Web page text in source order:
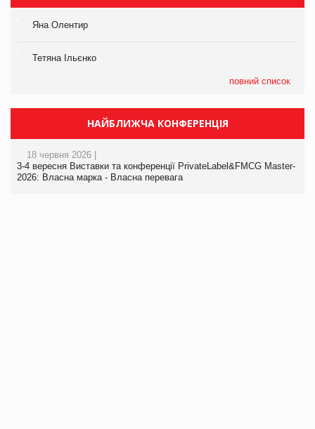
Яна Олентир
Тетяна Ільєнко
повний список
НАЙБЛИЖЧА КОНФЕРЕНЦІЯ
18 червня 2026 |
3-4 вересня Виставки та конференції PrivateLabel&FMCG Master-
2026: Власна марка - Власна перевага